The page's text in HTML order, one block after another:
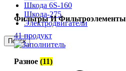
Шкода 6S-160
Шкода-275
Электродвигатели
Поиск
Фильтры И Фильтроэлементы
41 продукт
Разное (11)